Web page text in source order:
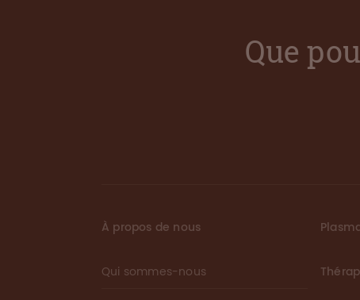
Que
À propos de nous
Qui sommes-nous